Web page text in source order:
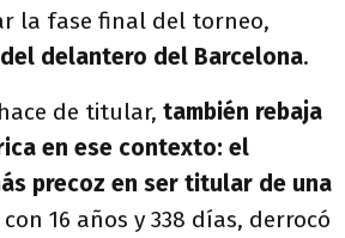
la fase final del torneo,
delantero del Barcelona.
de titular, también rebaja
en ese contexto: el
precoz en ser titular de una
con 16 años y 338 días, derrocó